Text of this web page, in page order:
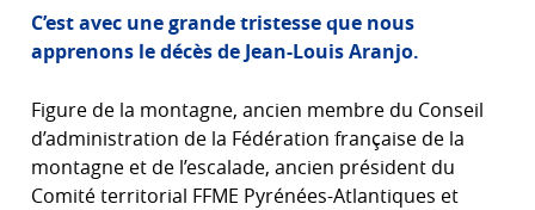
C’est avec une grande tristesse que nous
apprenons le décès de Jean-Louis Aranjo.
Figure de la montagne, ancien membre du Conseil
d’administration de la Fédération française de la
montagne et de l’escalade, ancien président du
Comité territorial FFME Pyrénées-Atlantiques et